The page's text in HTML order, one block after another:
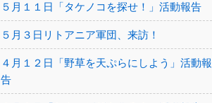
５月１１日「タケノコを探せ！」活動報告
５月３日リトアニア軍団、来訪！
４月１２日「野草を天ぷらにしよう」活動報
告